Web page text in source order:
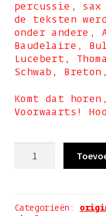
percussie, sax
de teksten
onder andere,
Baudelaire,
Lucebert,
Schwab,
Komt dat
Voorwaarts!
(lp)
Categorieën: